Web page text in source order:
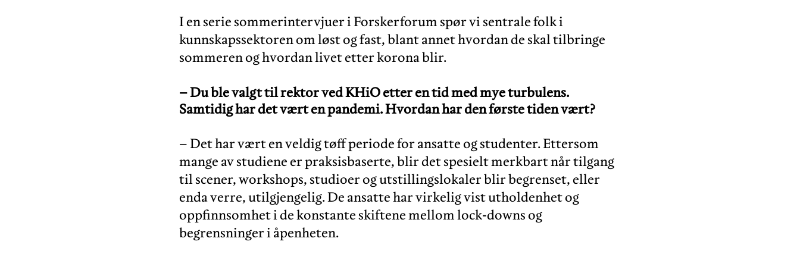
I en serie sommerintervjuer i Forskerforum spør vi sentrale folk i
kunnskapssektoren om løst og fast, blant annet hvordan de skal tilbringe
sommeren og hvordan livet etter korona blir.
–Du ble valgt til rektor ved KHiO etter en tid med mye turbulens.
Samtidig har det vært en pandemi. Hvordan har den første tiden vært?
– Det har vært en veldig tøff periode for ansatte og studenter. Ettersom
mange av studiene er praksisbaserte, blir det spesielt merkbart når tilgang
til scener, workshops, studioer og utstillingslokaler blir begrenset, eller
enda verre, utilgjengelig. De ansatte har virkelig vist utholdenhet og
oppfinnsomhet i de konstante skiftene mellom lock-downs og
begrensninger i åpenheten.